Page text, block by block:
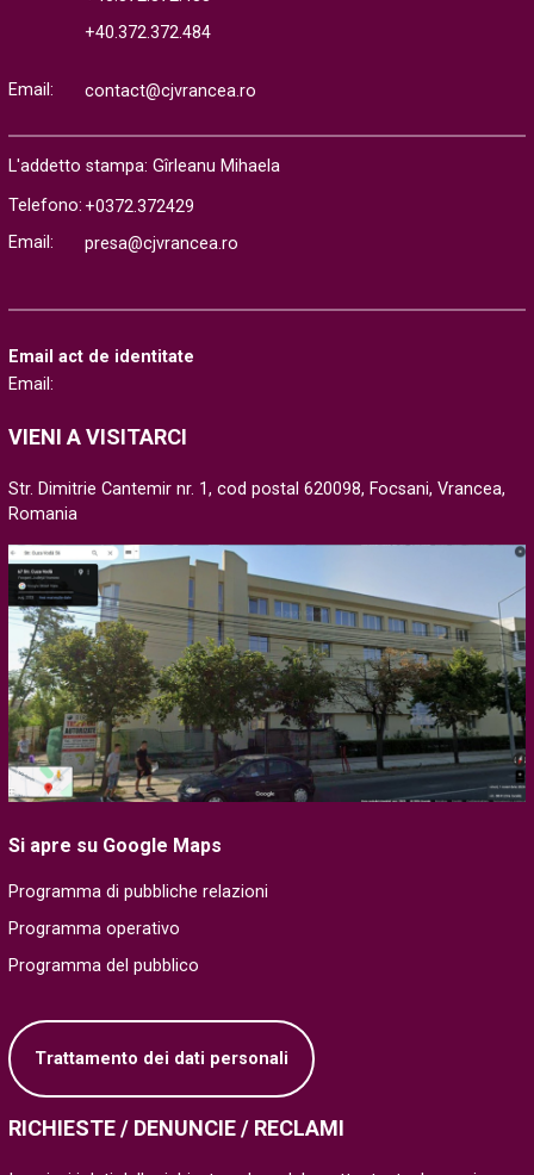
+40.372.372.484
Email: contact@cjvrancea.ro
L'addetto stampa: Gîrleanu Mihaela
Telefono: +0372.372429
Email:
presa@cjvrancea.ro
Email act de identitate
Email:
VIENI A VISITARCI
Str. Dimitrie Cantemir nr. 1, cod postal 620098, Focsani, Vrancea,
Romania
Si apre su Google Maps
Programma di pubbliche relazioni
Programma operativo
Programma del pubblico
Trattamento dei dati personali
RICHIESTE / DENUNCIE / RECLAMI